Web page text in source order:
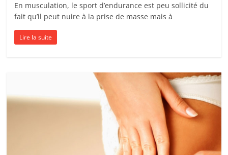
En musculation, le sport d’endurance est peu sollicité du
fait qu’il peut nuire à la prise de masse mais à
Lire la suite